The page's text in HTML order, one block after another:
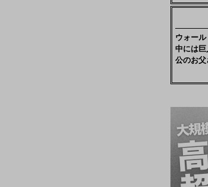
ウォー
中には
公のお父